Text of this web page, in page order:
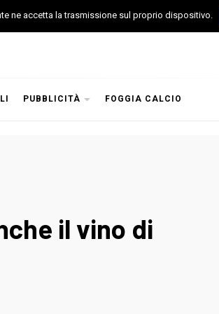
PUBBLICITÀ FOGGIA CALCIO
il vino di
ne accetta la trasmissione sul proprio dispositivo.